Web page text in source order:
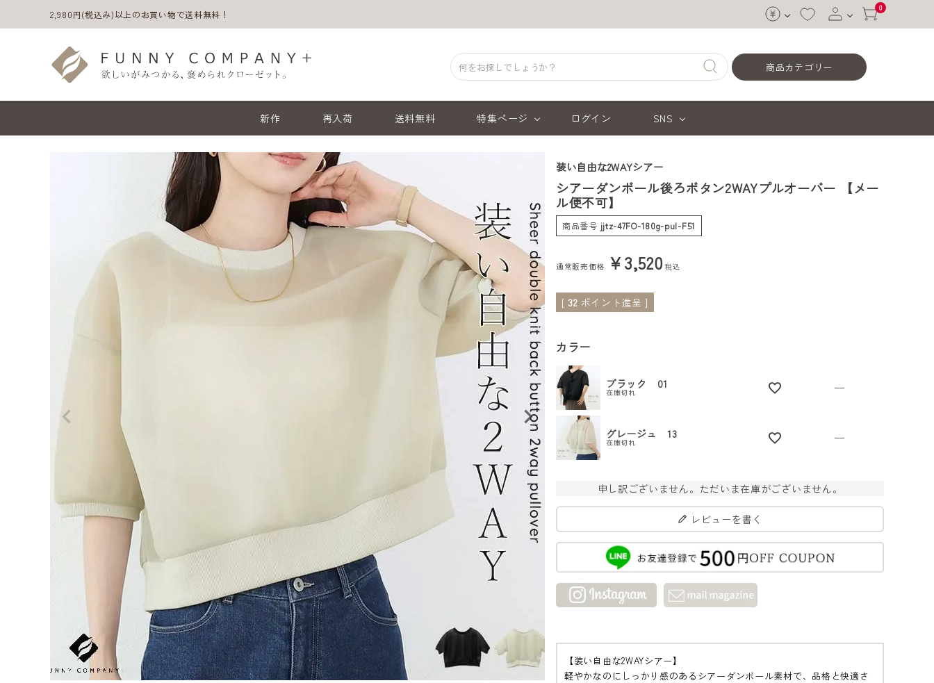
2,980円(税込み)以上のお買い物で送料無料！
会員登録
0
商品カテゴリー
新作 再入荷 送料無料 特集ページ ログイン SNS
ファッション雑貨
装い自由な2WAYシアー
シアーダンボール後ろボタン2WAYプルオーバー 【メー
ル便不可】
商品番号 jjtz-47FO-180g-pul-F51
通常販売価格 ¥3,520 税込
[ 32 ポイント進呈 ]
カラー
ブラック 01
在庫切れ —
グレージュ 13
在庫切れ —
申し訳ございません。ただいま在庫がございません。
レビューを書く
【装い自由な2WAYシアー】
軽やかなのにしっかり感のあるシアーダンボール素材で、品格と快適さ